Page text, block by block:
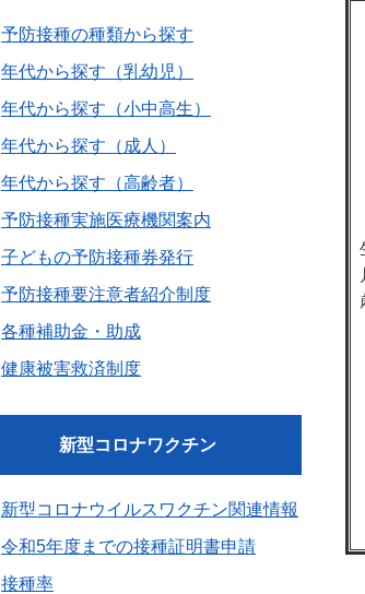
予防接種の種類から探す
年代から探す（乳幼児）
年代から探す（小中高生）
年代から探す（成人）
年代から探す（高齢者）
予防接種実施医療機関案内
子どもの予防接種券発行
予防接種要注意者紹介制度
各種補助金・助成
健康被害救済制度
新型コロナワクチン
新型コロナウイルスワクチン関連情報
令和5年度までの接種証明書申請
接種率